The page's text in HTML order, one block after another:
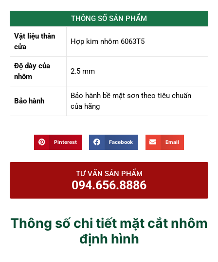
THÔNG SỐ SẢN PHẨM
Vật liệu thân
cửa
Hợp kim nhôm 6063T5
Độ dày của
nhôm
2.5 mm
Bảo hành
Bảo hành bề mặt sơn theo tiêu chuẩn
của hãng
Pinterest Facebook Email
TƯ VẤN SẢN PHẨM
094.656.8886
Thông số chi tiết mặt cắt nhôm
định hình